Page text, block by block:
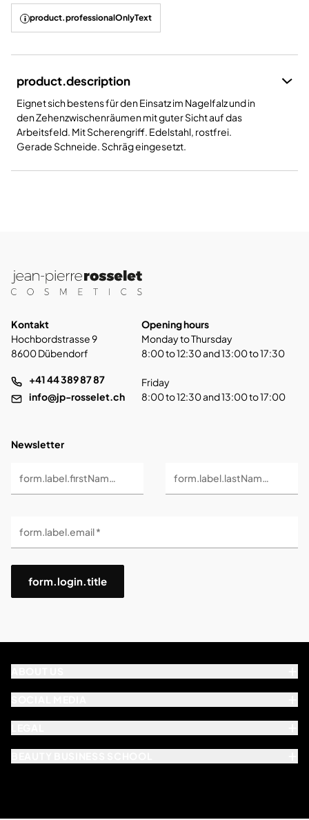
product.professionalOnlyText
product.description
Eignet sich bestens für den Einsatz im Nagelfalz und in
den Zehenzwischenräumen mit guter Sicht auf das
Arbeitsfeld. Mit Scherengriff. Edelstahl, rostfrei.
Gerade Schneide. Schräg eingesetzt.
Kontakt
Hochbordstrasse 9
8600 Dübendorf
+41 44 389 87 87
info@jp-rosselet.ch
Opening hours
Monday to Thursday
8:00 to 12:30 and 13:00 to 17:30
Friday
8:00 to 12:30 and 13:00 to 17:00
Newsletter
form.label.firstName * form.label.lastName *
form.label.email *
form.login.title